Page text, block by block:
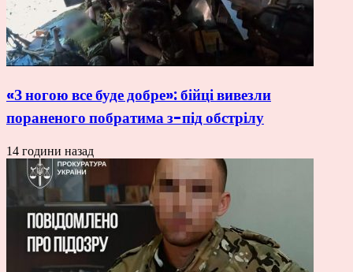
«З ногою все буде добре»: бійці вивезли
пораненого побратима з-під обстрілу
14 години назад